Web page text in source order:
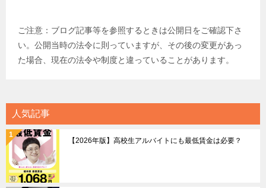
ご注意：ブログ記事等を参照するときは公開日をご確認下さ
い。公開当時の法令に則っていますが、その後の変更があっ
た場合、現在の法令や制度と違っていることがあります。
人気記事
【2026年版】高校生アルバイトにも最低賃金は必要？